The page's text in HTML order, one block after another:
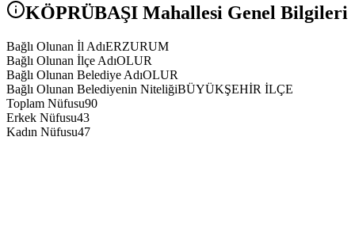
KÖPRÜBAŞI Mahallesi Genel Bilgileri
Bağlı Olunan İl AdıERZURUM
Bağlı Olunan İlçe AdıOLUR
Bağlı Olunan Belediye AdıOLUR
Bağlı Olunan Belediyenin NiteliğiBÜYÜKŞEHİR İLÇE
Toplam Nüfusu90
Erkek Nüfusu43
Kadın Nüfusu47